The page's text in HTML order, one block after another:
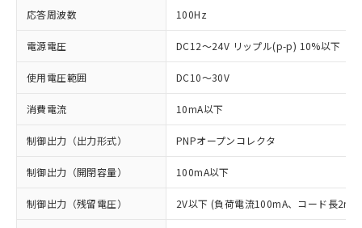
応答周波数 100Hz
電源電圧 DC12～24V リップル(p-p) 10%以下
使用電圧範囲 DC10～30V
消費電流 10mA以下
制御出力（出力形式） PNPオープンコレクタ
制御出力（開閉容量） 100mA以下
制御出力（残留電圧） 2V以下 (負荷電流100mA、コード長2m